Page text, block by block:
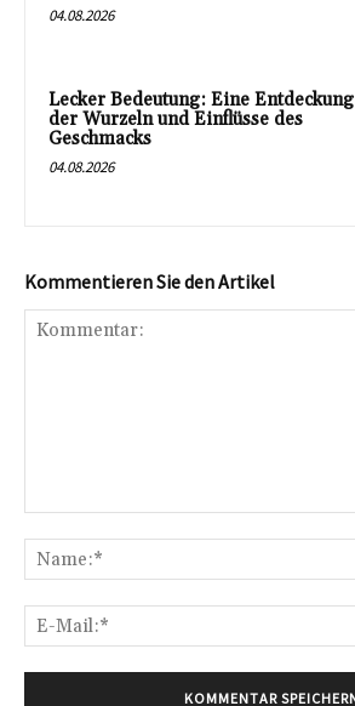
04.08.2026
Lecker Bedeutung: Eine Entdeckung
der Wurzeln und Einflüsse des
Geschmacks
04.08.2026
Kommentieren Sie den Artikel